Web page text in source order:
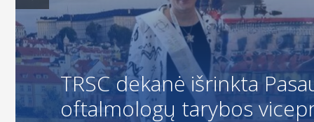
TRSC dekanė išrinkta
oftalmologų tarybos